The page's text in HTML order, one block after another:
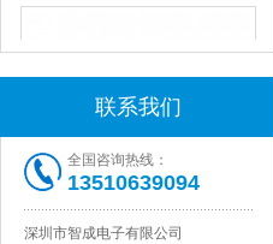
联系我们
全国咨询热线：
13510639094
深圳市智成电子有限公司